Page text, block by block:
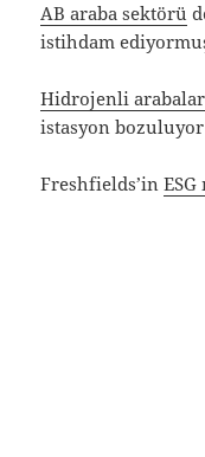
AB araba sektörü
istihdam
Hidrojenli
istasyon
Freshfields’in